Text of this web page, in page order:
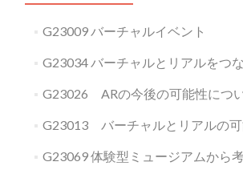
G23009 バーチャルイベント
G23034 バーチャルとリアルをつ
G23026 ARの今後の可能性につ
G23013 バーチャルとリアルの可
G23069 体験型ミュージアムから